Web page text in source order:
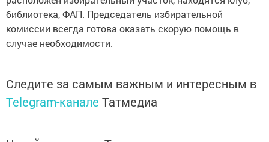
библиотека, ФАП. Председатель избирательной
комиссии всегда готова оказать скорую помощь в
случае необходимости.
Следите за самым важным и интересным в
Telegram-канале Татмедиа